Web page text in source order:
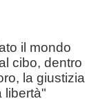
il mondo
cibo, dentro
la giustizia
libertà"